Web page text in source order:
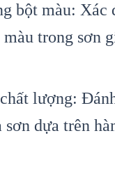
bột màu: Xác
trong sơn
lượng:
sơn dựa trên